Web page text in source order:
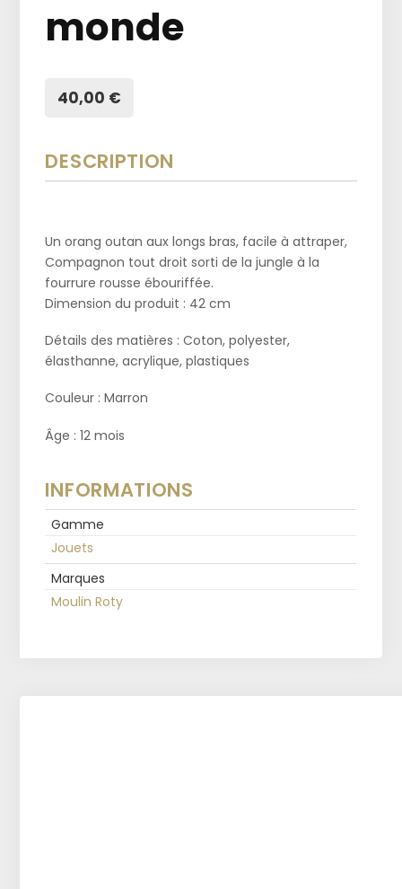
monde
40,00 €
DESCRIPTION
Un orang outan aux longs bras, facile à attraper,
Compagnon tout droit sorti de la jungle à la
fourrure rousse ébouriffée.
Dimension du produit : 42 cm
Détails des matières : Coton, polyester,
élasthanne, acrylique, plastiques
Couleur : Marron
Âge : 12 mois
INFORMATIONS
Gamme
Jouets
Marques
Moulin Roty